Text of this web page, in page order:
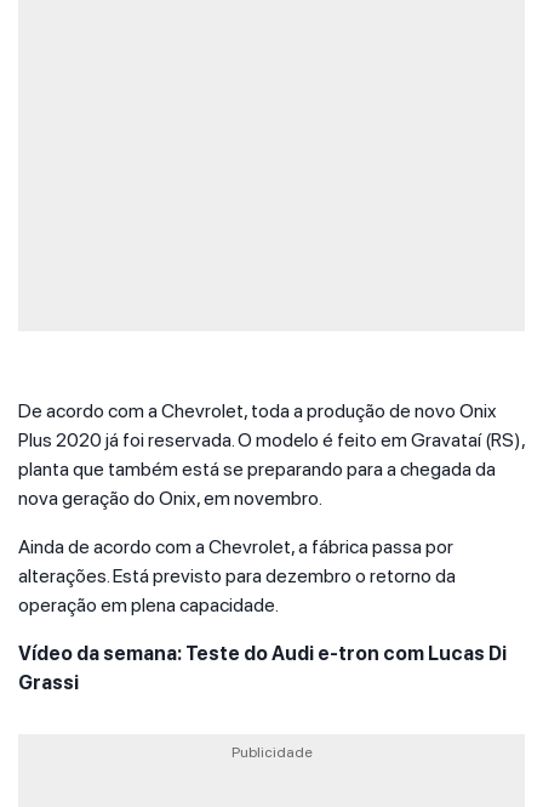
De acordo com a Chevrolet, toda a produção de novo Onix
Plus 2020 já foi reservada. O modelo é feito em Gravataí (RS),
planta que também está se preparando para a chegada da
nova geração do Onix, em novembro.
Ainda de acordo com a Chevrolet, a fábrica passa por
alterações. Está previsto para dezembro o retorno da
operação em plena capacidade.
Vídeo da semana: Teste do Audi e-tron com Lucas Di
Grassi
Publicidade